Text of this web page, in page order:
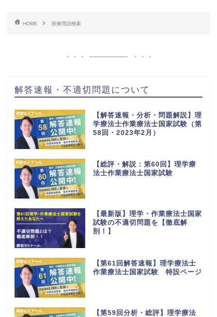
HOME 医療用語検索
解答速報・不適切問題について
【解答速報・分析・問題解説】理
学療法士作業療法士国家試験（第
58回・2023年2月）
【総評・解説：第60回】理学療
法士作業療法士国家試験
【最新版】理学・作業療法士国家
試験の不適切問題を【徹底解
剖！】
【第61回解答速報】理学療法士
作業療法士国家試験 特設ページ
【第59回分析・総評】理学療法